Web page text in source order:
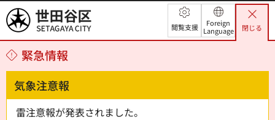
世田谷区 閲覧支援
Foreign
Language
閉じる
緊急情報
気象注意報
雷注意報が発表されました。